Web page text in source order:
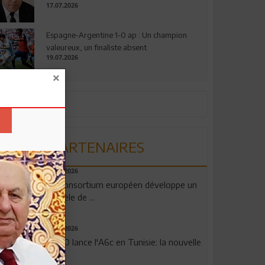
17.07.2026
Espagne-Argentine 1-0 ap : Un champion
valeureux, un finaliste absent
19.07.2026
PARTENAIRES
06.08.2026
Un consortium européen développe un
modèle de ...
04.08.2026
OPPO lance l'A6c en Tunisie: la nouvelle
...